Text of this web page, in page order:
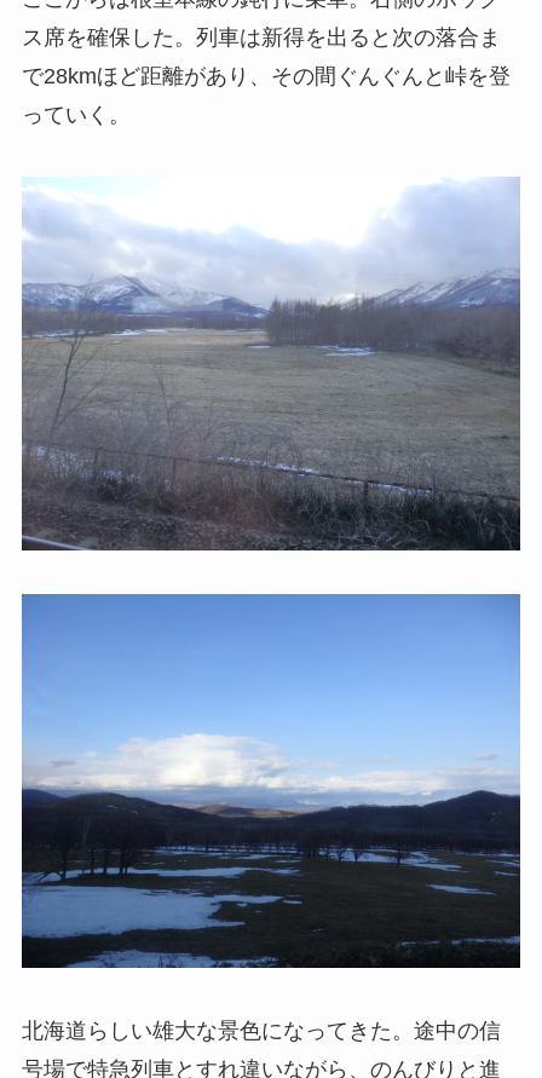
ス席を確保した。列車は新得を出ると次の落合ま
で28kmほど距離があり、その間ぐんぐんと峠を登
っていく。
北海道らしい雄大な景色になってきた。途中の信
号場で特急列車とすれ違いながら、のんびりと進